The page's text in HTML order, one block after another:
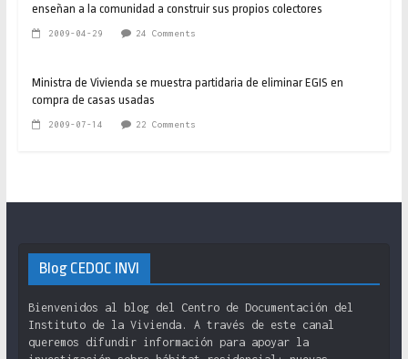
enseñan a la comunidad a construir sus propios colectores
2009-04-29 24 Comments
Ministra de Vivienda se muestra partidaria de eliminar EGIS en
compra de casas usadas
2009-07-14 22 Comments
Blog CEDOC INVI
Bienvenidos al blog del Centro de Documentación del
Instituto de la Vivienda. A través de este canal
queremos difundir información para apoyar la